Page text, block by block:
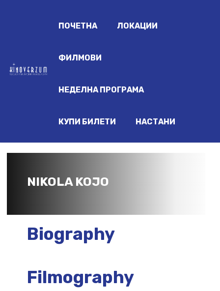
ПОЧЕТНА ЛОКАЦИИ
ФИЛМОВИ
НЕДЕЛНА ПРОГРАМА
КУПИ БИЛЕТИ НАСТАНИ
NIKOLA KOJO
Biography
Filmography